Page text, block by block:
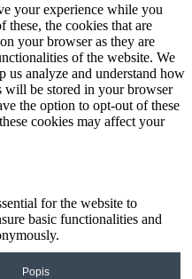
your experience while you
these, the cookies that are
your browser as they are
of the website. We
us analyze and understand how
will be stored in your browser
the option to opt-out of these
cookies may affect your
for the website to
basic functionalities and
Popis